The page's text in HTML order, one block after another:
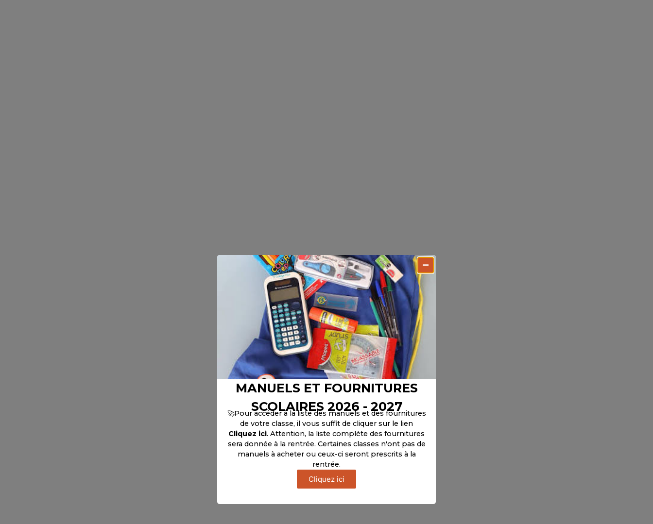
MANUELS ET FOURNITURES
SCOLAIRES 2026 - 2027
🚀Pour accéder à la liste des manuels et des fournitures
de votre classe, il vous suffit de cliquer sur le lien
Cliquez ici. Attention, la liste complète des fournitures
sera donnée à la rentrée. Certaines classes n'ont pas de
manuels à acheter ou ceux-ci seront prescrits à la
rentrée.
Cliquez ici